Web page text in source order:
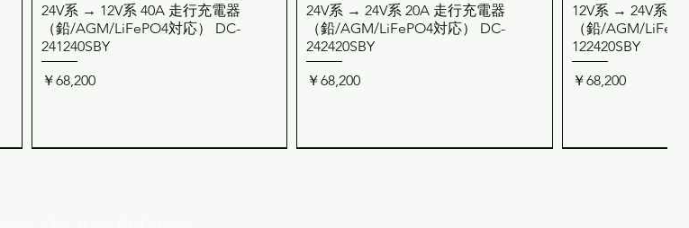
クイックビュー
24V系 → 12V系 40A 走行充電器
（鉛/AGM/LiFePO4対応） DC-
241240SBY
価格
￥68,200
クイックビュー
24V系 → 24V系 20A 走行充電器
（鉛/AGM/LiFePO4対応） DC-
242420SBY
価格
￥68,200
クイッ
12V系 → 24V系
（鉛/AGM/
122420SBY
価格
￥68,200